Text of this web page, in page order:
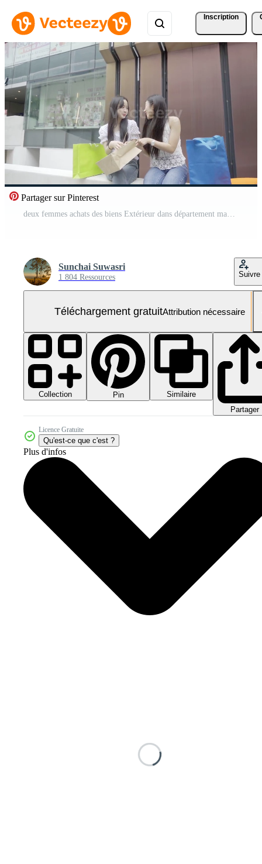
Inscription
Partager sur Pinterest
deux femmes achats des biens Extérieur dans département magasin. attrayant Jeune femelle ami en portant achats Sacs puis en marchant avec bonheur prendre plaisir achat dans achats centre commercial centre ensemble Vidéo Gratuite
Sunchai Suwasri
1 804 Ressources Suivre
Téléchargement gratuitAttribution nécessaire
Collection Pin
Similaire
Partager
Licence Gratuite
Qu'est-ce que c'est ?
Plus d'infos